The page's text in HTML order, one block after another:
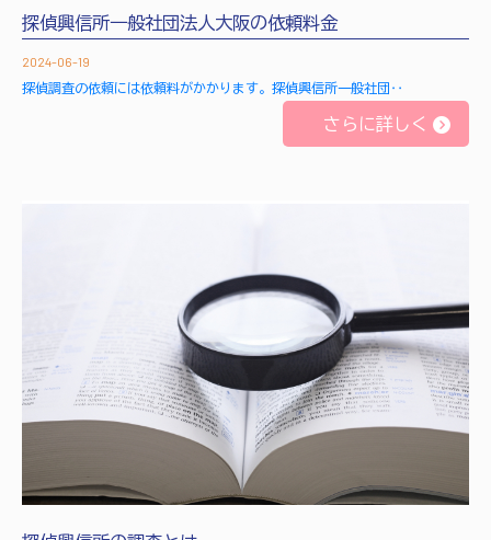
探偵興信所一般社団法人大阪の依頼料金
2024-06-19
探偵調査の依頼には依頼料がかかります。探偵興信所一般社団‥
さらに詳しく